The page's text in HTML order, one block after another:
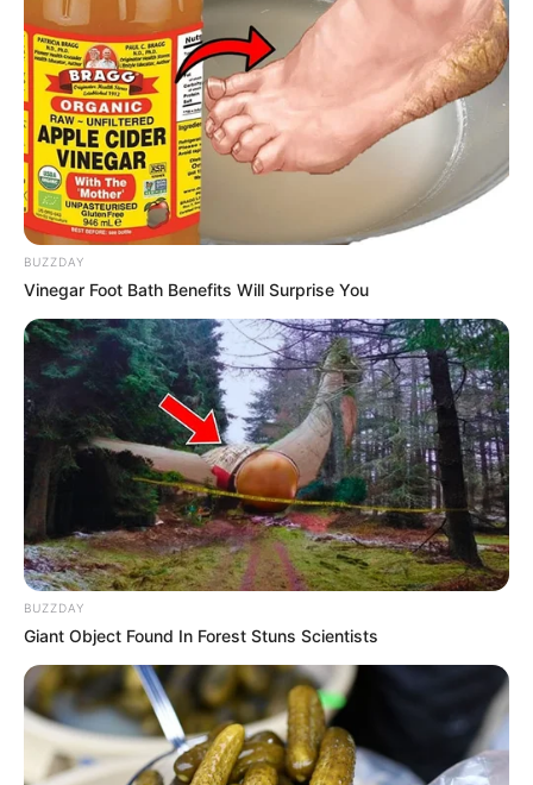
BUZZDAY
Vinegar Foot Bath Benefits Will Surprise You
BUZZDAY
Giant Object Found In Forest Stuns Scientists